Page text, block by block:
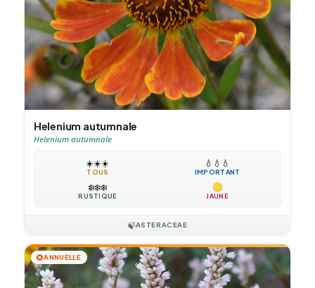
Helenium autumnale
Helenium autumnale
☀️☀️☀️
TOUS
💧 💧 💧
IMPORTANT
❄️❄️❄️
RUSTIQUE JAUNE
🍃ASTERACEAE
🌻ANNUELLE